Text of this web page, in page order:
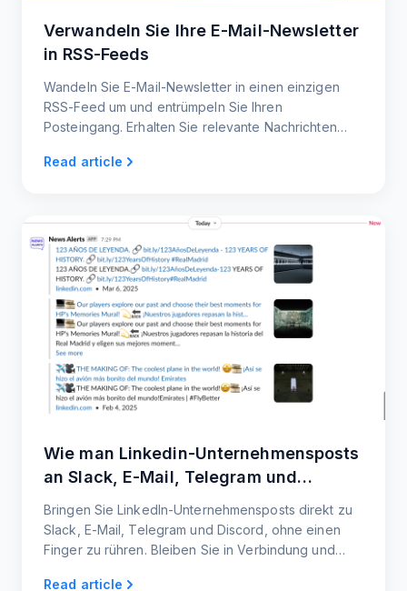
Verwandeln Sie Ihre E-Mail-Newsletter
in RSS-Feeds
Wandeln Sie E-Mail-Newsletter in einen einzigen
RSS-Feed um und entrümpeln Sie Ihren
Posteingang. Erhalten Sie relevante Nachrichten
suchen müssen.
Read article
Wie man Linkedin-Unternehmensposts
an Slack, E-Mail, Telegram und
Discord sendet
Bringen Sie LinkedIn-Unternehmensposts direkt zu
Slack, E-Mail, Telegram und Discord, ohne einen
Finger zu rühren. Bleiben Sie in Verbindung und
Read article